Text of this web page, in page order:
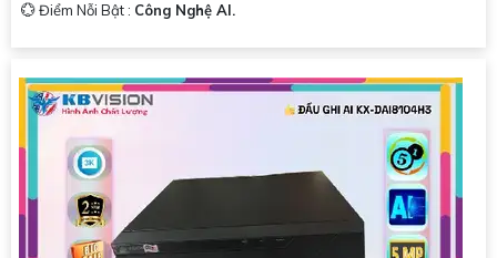
️💮 Điểm Nỗi Bật : Công Nghệ AI.